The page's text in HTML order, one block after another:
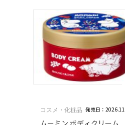
コスメ・化粧品 発売日：
ムーミン ボディクリーム